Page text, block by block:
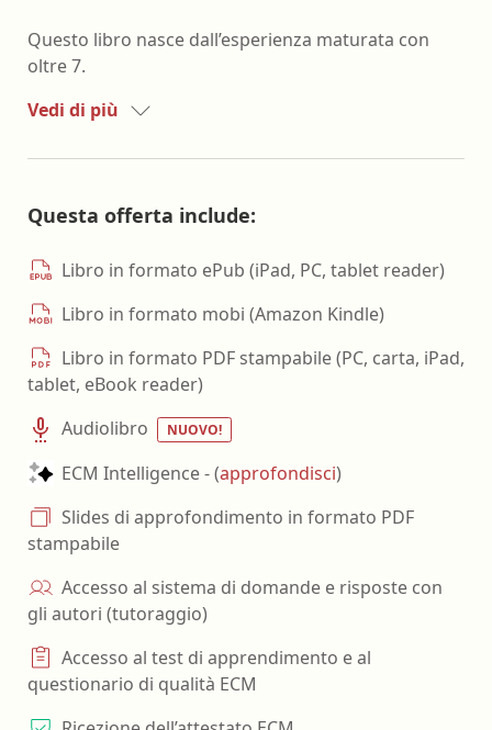
Questo libro nasce dall’esperienza maturata con
oltre 7.
Vedi di più
Questa offerta include:
Libro in formato ePub (iPad, PC, tablet reader)
Libro in formato mobi (Amazon Kindle)
Libro in formato PDF stampabile (PC, carta, iPad,
tablet, eBook reader)
Audiolibro
NUOVO!
ECM Intelligence - (approfondisci)
Slides di approfondimento in formato PDF
stampabile
Accesso al sistema di domande e risposte con
gli autori (tutoraggio)
Accesso al test di apprendimento e al
questionario di qualità ECM